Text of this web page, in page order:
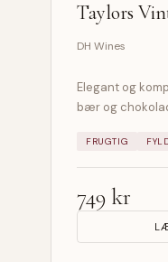
Taylors
DH Wines
Elegant og
bær og
FRUGTIG
749 kr